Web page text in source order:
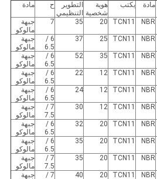
مادة يكتب
هوية
شخصية
التطوير
التنظيمي
ح مادة
NBR
TCN11
20
35
7
جبهة
مالوكو
NBR
TCN11
25
37
6 /
6.5
جبهة
مالوكو
NBR
TCN11
35
52
6 /
6.5
جبهة
مالوكو
NBR
TCN11
12
22
6 /
6.5
جبهة
مالوكو
NBR
TCN11
12
24
6 /
6.5
جبهة
مالوكو
NBR
TCN11
12
30
7 /
7.5
جبهة
مالوكو
NBR
TCN11
20
32
6 /
6.5
جبهة
مالوكو
NBR
TCN11
20
35
6 /
6.5
جبهة
مالوكو
NBR
TCN11
20
35
7 /
7.5
جبهة
مالوكو
NBR
TCN11
20
40
7 / جبهة